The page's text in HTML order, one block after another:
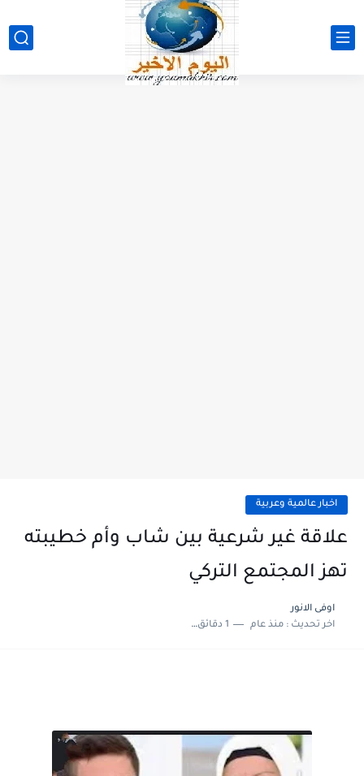
اخبار عالمية وعربية
علاقة غير شرعية بين شاب وأم خطيبته
تهز المجتمع التركي
اوفى الانور
اخر تحديث :منذ عام 1 دقائق للقراءة